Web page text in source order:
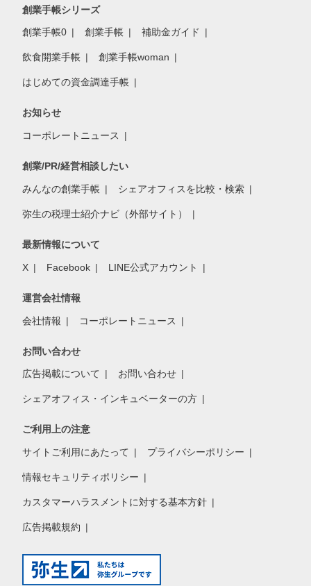
創業手帳シリーズ
創業手帳0 創業手帳 補助金ガイド
飲食開業手帳 創業手帳woman
はじめての資金調達手帳
お知らせ
コーポレートニュース
創業/PR/経営相談したい
みんなの創業手帳 シェアオフィスを比較・検索
弥生の税理士紹介ナビ（外部サイト）
最新情報について
X Facebook LINE公式アカウント
運営会社情報
会社情報 コーポレートニュース
お問い合わせ
広告掲載について お問い合わせ
シェアオフィス・インキュベーターの方
ご利用上の注意
サイトご利用にあたって プライバシーポリシー
情報セキュリティポリシー
カスタマーハラスメントに対する基本方針
広告掲載規約